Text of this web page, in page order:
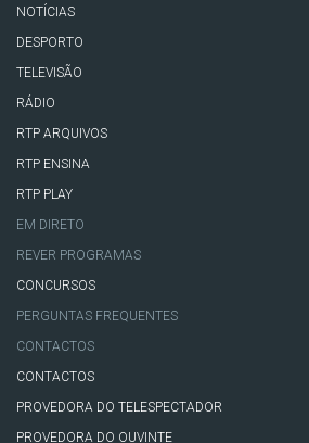
NOTÍCIAS
DESPORTO
TELEVISÃO
RÁDIO
RTP ARQUIVOS
RTP ENSINA
RTP PLAY
EM DIRETO
REVER PROGRAMAS
CONCURSOS
PERGUNTAS FREQUENTES
CONTACTOS
CONTACTOS
PROVEDORA DO TELESPECTADOR
PROVEDORA DO OUVINTE